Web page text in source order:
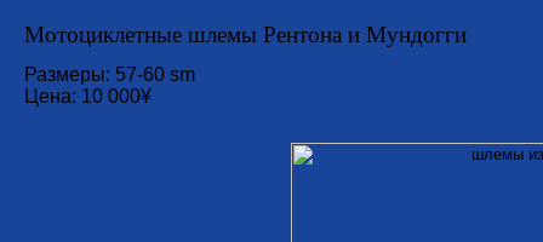
Мотоциклетные шлемы Рентона и Мундогги
Размеры: 57-60 sm
Цена: 10 000¥